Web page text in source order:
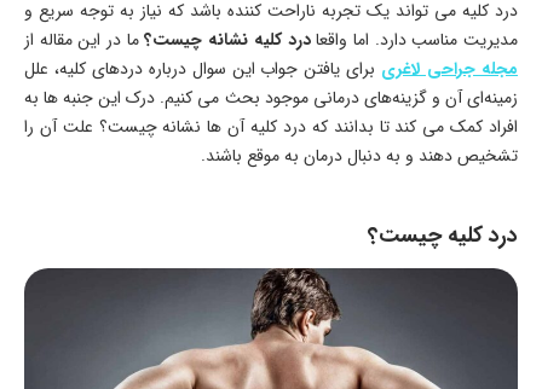
درد کلیه می تواند یک تجربه ناراحت کننده باشد که نیاز به توجه سریع و
مدیریت مناسب دارد. اما واقعادرد کلیه نشانه چیست؟ما در این مقاله از
مجله جراحی لاغری برای یافتن جواب این سوال درباره دردهای کلیه، علل
زمینه‌ای آن و گزینه‌های درمانی موجود بحث می کنیم. درک این جنبه ها به
افراد کمک می کند تا بدانند که درد کلیه آن ها نشانه چیست؟ علت آن را
تشخیص دهند و به دنبال درمان به موقع باشند.
درد کلیه چیست؟